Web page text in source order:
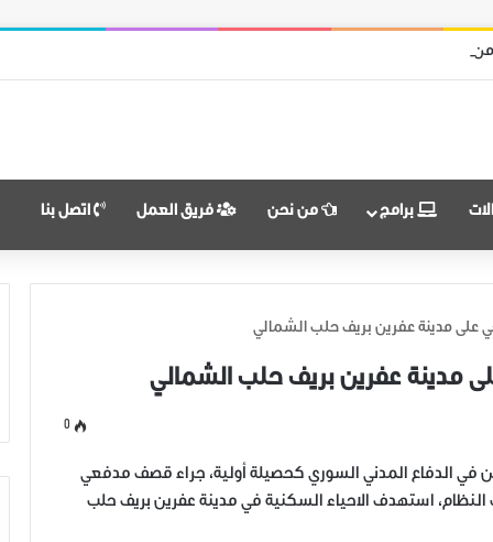
قوات النظام وميليشياته
برامج من نحن فريق العمل اتصل بنا
مدينة عفرين بريف حلب الشمالي
مدينة عفرين بريف حلب الشمالي
0
وإصابة آخرين، من بينهم 3 متطوعين في الدفاع المدني السوري كحصيلة أولية، جراء قصف مدفعي
استهدف الاحياء السكنية في مدينة عفرين بريف حلب